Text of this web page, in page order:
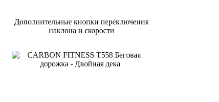
Дополнительные кнопки переключения
наклона и скорости